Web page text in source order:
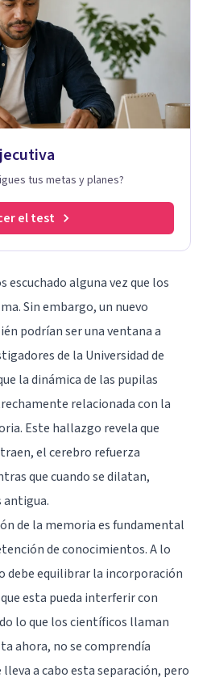
tus metas y planes?
el test
escuchado alguna vez que los
Sin embargo, un nuevo
podrían ser una ventana a
de la Universidad de
la dinámica de las pupilas
relacionada con la
Este hallazgo revela que
el cerebro refuerza
que cuando se dilatan,
antigua.
de la memoria es fundamental
de conocimientos. A lo
debe equilibrar la incorporación
esta pueda interferir con
lo que los científicos llaman
ahora, no se comprendía
a cabo esta separación, pero